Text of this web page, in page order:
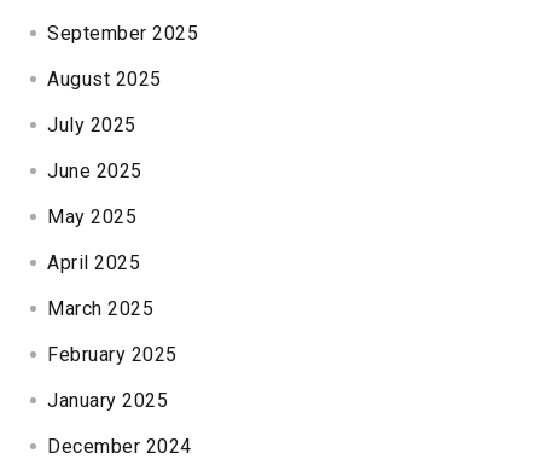
September 2025
August 2025
July 2025
June 2025
May 2025
April 2025
March 2025
February 2025
January 2025
December 2024